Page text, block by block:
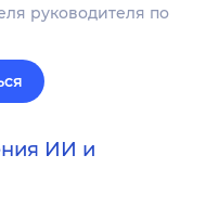
руководителя по
ИИ и